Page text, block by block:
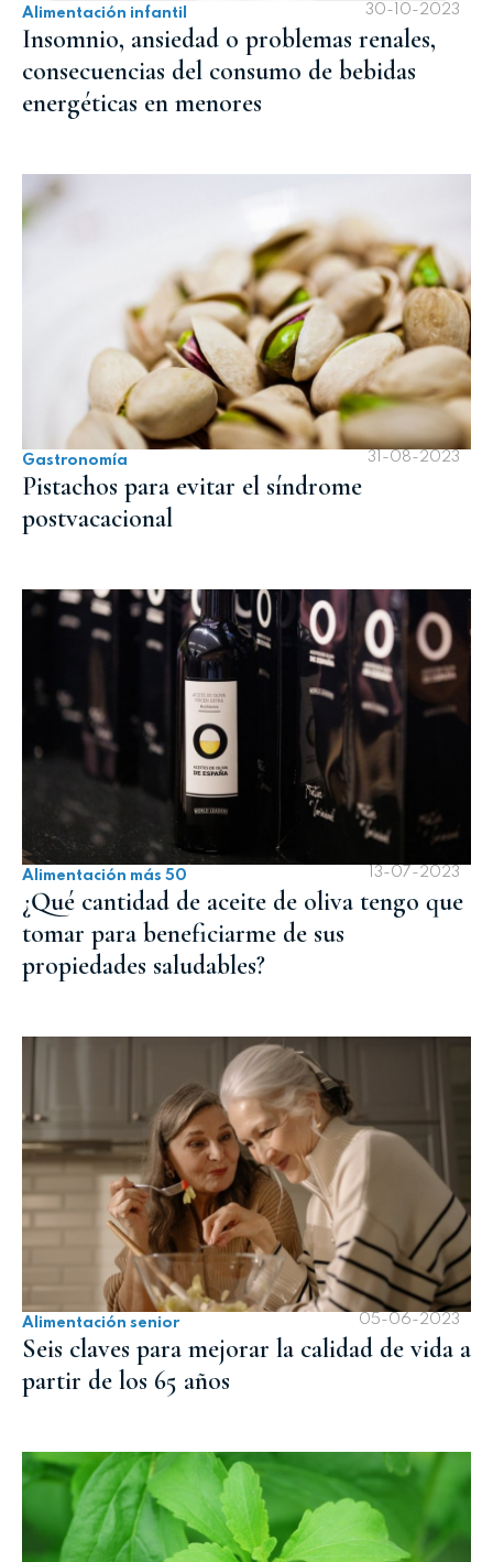
Alimentación infantil 30-10-2023
Insomnio, ansiedad o problemas renales,
consecuencias del consumo de bebidas
energéticas en menores
Gastronomía 31-08-2023
Pistachos para evitar el síndrome
postvacacional
Alimentación más 50 13-07-2023
¿Qué cantidad de aceite de oliva tengo que
tomar para beneficiarme de sus
propiedades saludables?
Alimentación senior 05-06-2023
Seis claves para mejorar la calidad de vida a
partir de los 65 años